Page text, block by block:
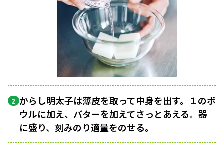
2 からし明太子は薄皮を取って中身を出す。１のボ
ウルに加え、バターを加えてさっとあえる。器
に盛り、刻みのり適量をのせる。